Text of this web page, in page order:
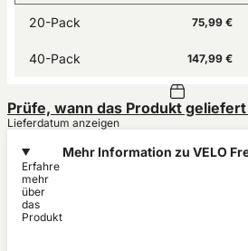
20-Pack 75,99 €
40-Pack 147,99 €
Prüfe, wann das Produkt
Lieferdatum anzeigen
Mehr Information zu VELO
Erfahre
mehr
über
das
Produkt